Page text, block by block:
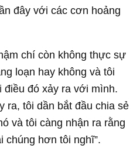
đây với các cơn hoảng
chí còn không thực sự
loạn hay không và tôi
đó xảy ra với mình.
ra, tôi dần bắt đầu chia sẻ
và tôi càng nhận ra rằng
chúng hơn tôi nghĩ”.